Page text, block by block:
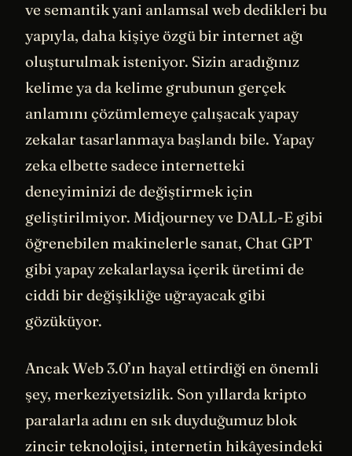
ve semantik yani anlamsal web dedikleri bu
yapıyla, daha kişiye özgü bir internet ağı
oluşturulmak isteniyor. Sizin aradığınız
kelime ya da kelime grubunun gerçek
anlamını çözümlemeye çalışacak yapay
zekalar tasarlanmaya başlandı bile. Yapay
zeka elbette sadece internetteki
deneyiminizi de değiştirmek için
geliştirilmiyor. Midjourney ve DALL-E gibi
öğrenebilen makinelerle sanat, Chat GPT
gibi yapay zekalarlaysa içerik üretimi de
ciddi bir değişikliğe uğrayacak gibi
gözüküyor.
Ancak Web 3.0’ın hayal ettirdiği en önemli
şey, merkeziyetsizlik. Son yıllarda kripto
paralarla adını en sık duyduğumuz blok
zincir teknolojisi, internetin hikâyesindeki